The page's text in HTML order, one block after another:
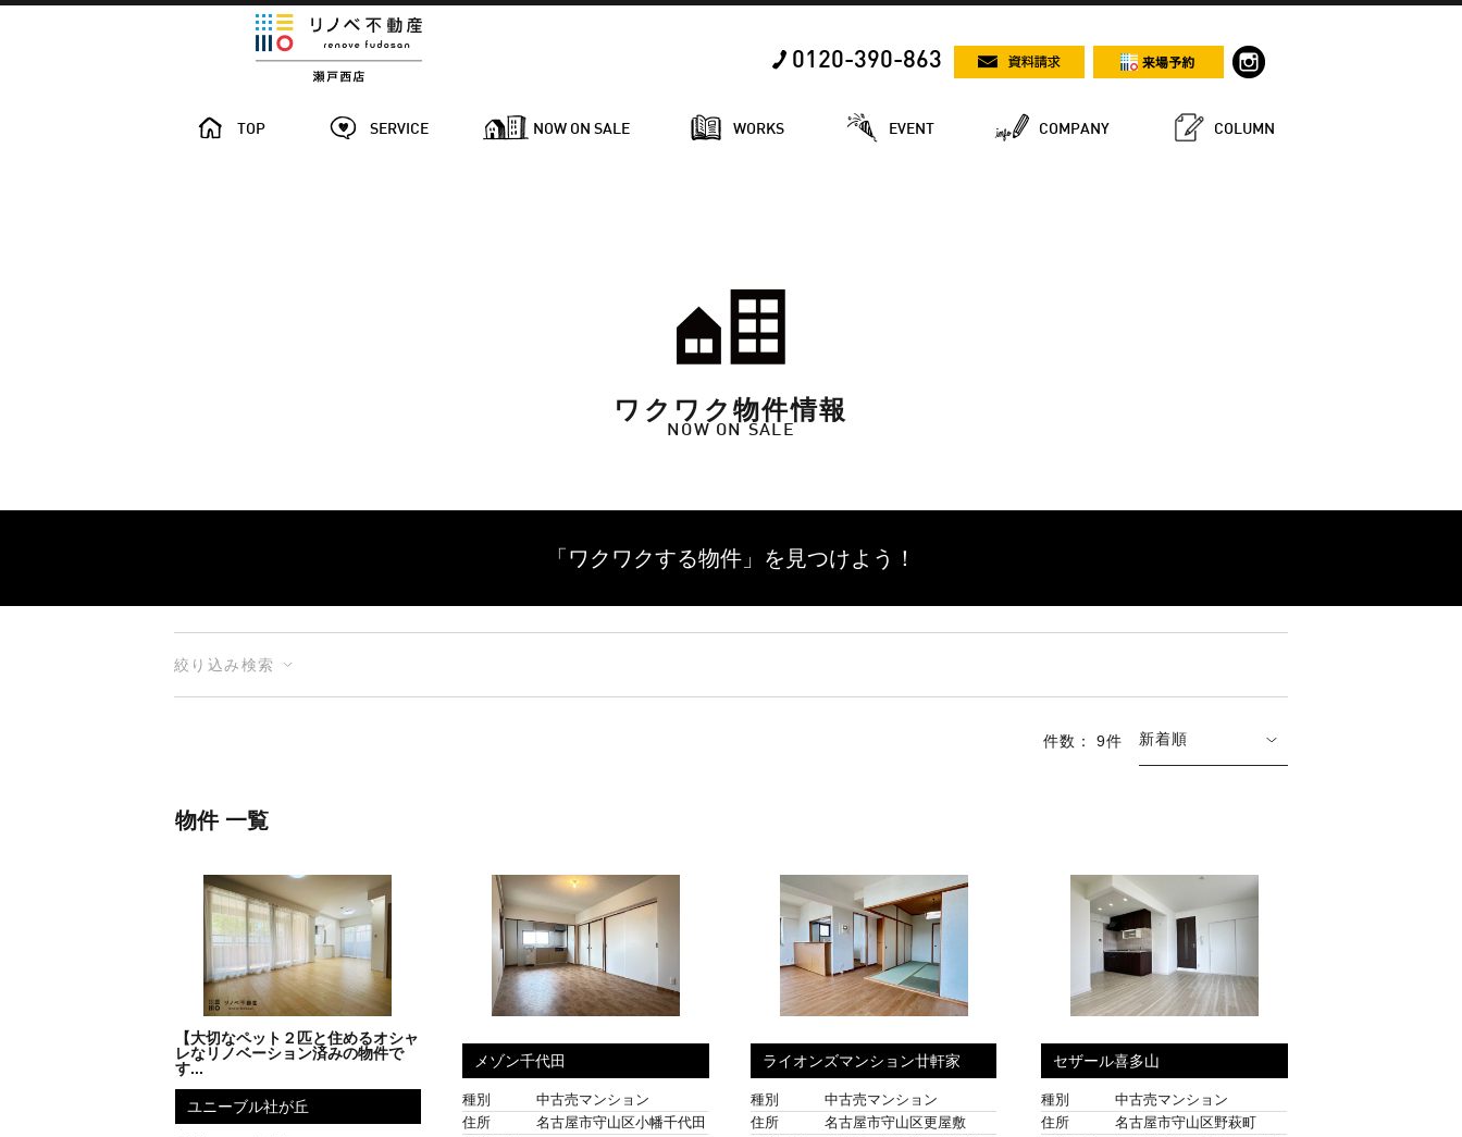
0120-390-863
TOP SERVICE NOW ON SALE WORKS EVENT COMPANY COLUMN
ワクワク物件情報
NOW ON SALE
「ワクワクする物件」を 見つけよう！
絞り込み検索
件数： 9件 新着順
物件 一覧
【大切なペット２匹と住めるオシャ
レなリノベーション済みの物件で
す...
ユニーブル社が丘
メゾン千代田
種別
中古売マンション
住所
名古屋市守山区小幡千代田
ライオンズマンション廿軒家
種別
中古売マンション
住所
名古屋市守山区更屋敷
セザール喜多山
種別
中古売マンション
住所
名古屋市守山区野萩町